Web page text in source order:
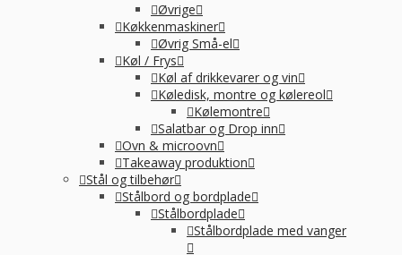
Øvrige
Køkkenmaskiner
Øvrig Små-el
Køl / Frys
Køl af drikkevarer og vin
Køledisk, montre og kølereol
Kølemontre
Salatbar og Drop inn
Ovn & microovn
Takeaway produktion
Stål og tilbehør
Stålbord og bordplade
Stålbordplade
Stålbordplade med vanger